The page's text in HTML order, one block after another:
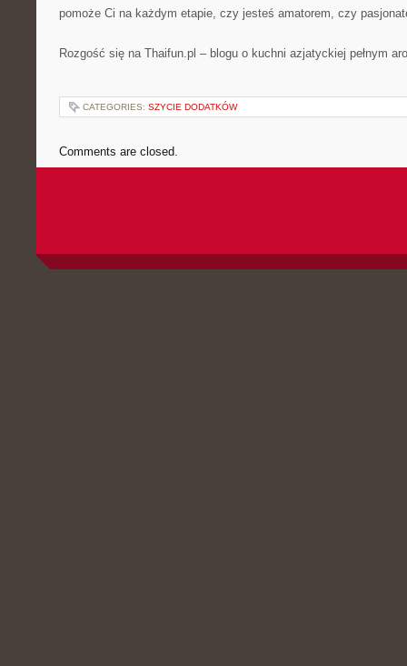
pomoże Ci na każdym etapie, czy jesteś amatorem, czy
Rozgość się na Thaifun.pl – blogu o kuchni azjatyckiej pełnym
CATEGORIES: SZYCIE DODATKÓW
Comments are closed.